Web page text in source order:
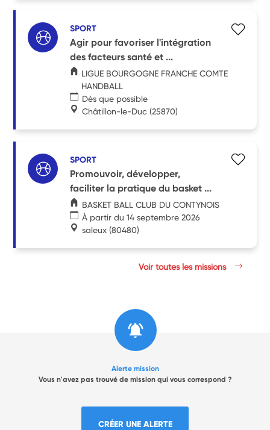
SPORT
Agir pour favoriser l'intégration
des facteurs santé et ...
LIGUE BOURGOGNE FRANCHE COMTE
HANDBALL
Dès que possible
Châtillon-le-Duc (25870)
SPORT
Promouvoir, développer,
faciliter la pratique du basket ...
BASKET BALL CLUB DU CONTYNOIS
À partir du 14 septembre 2026
saleux (80480)
Voir toutes les missions
Alerte mission
Vous n'avez pas trouvé de mission qui vous correspond ?
CRÉER UNE ALERTE